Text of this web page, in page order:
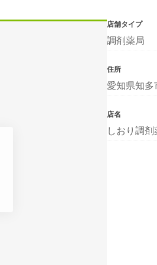
店舗タイプ
調剤薬局
住所
愛知県知多
店名
しおり調剤